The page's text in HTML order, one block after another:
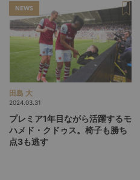
NEWS
田島 大
2024.03.31
プレミア1年目ながら活躍するモ
ハメド・クドゥス。椅子も勝ち
点3も逃す